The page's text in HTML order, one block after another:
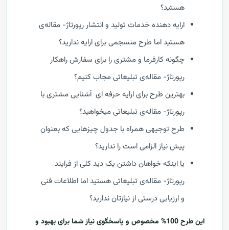
هستید؟
ارایه دهنده خدمات تولید و انتشار رپورتاژ- مقاله‌ی
هستید اما طرح منسجمی برای ارایه ندارید؟
چگونه کارفرما و مشتری را برای سفارش راهکار
رپورتاژ- مقاله‌ی تبلیغاتی مجاب کنیم؟
بهترین طرح برای ارایه حرفه ای آشنایی مشتری با
رپورتاژ- مقاله‌ی تبلیغاتی میخواهید؟
طرح توجیهی همراه با جدول چیزهایی که بعنوان
پیش نیاز الزامی است را ندارید؟
یا اینکه خواهان داشتن یک دید کلی از فرایند
رپورتاژ- مقاله‌ی تبلیغاتی هستید اما اطلاعات فنی
و ارزیابی درستی از نیازتان ندارید؟
این طرح 100% مخصوص و پاسخگوی نیاز شما برای بهبود و